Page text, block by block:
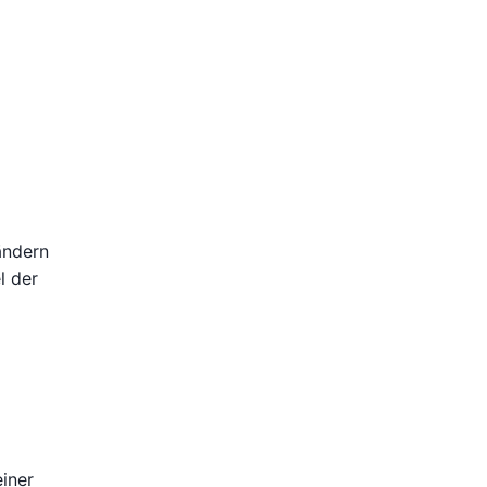
der